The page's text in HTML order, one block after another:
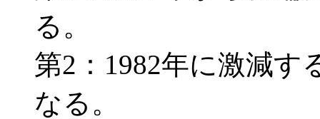
る。
第2：1982年に激減す
なる。